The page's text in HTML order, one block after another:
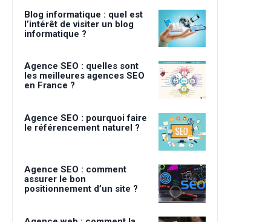
Blog informatique : quel est
l’intérêt de visiter un blog
informatique ?
Agence SEO : quelles sont
les meilleures agences SEO
en France ?
Agence SEO : pourquoi faire
le référencement naturel ?
Agence SEO : comment
assurer le bon
positionnement d’un site ?